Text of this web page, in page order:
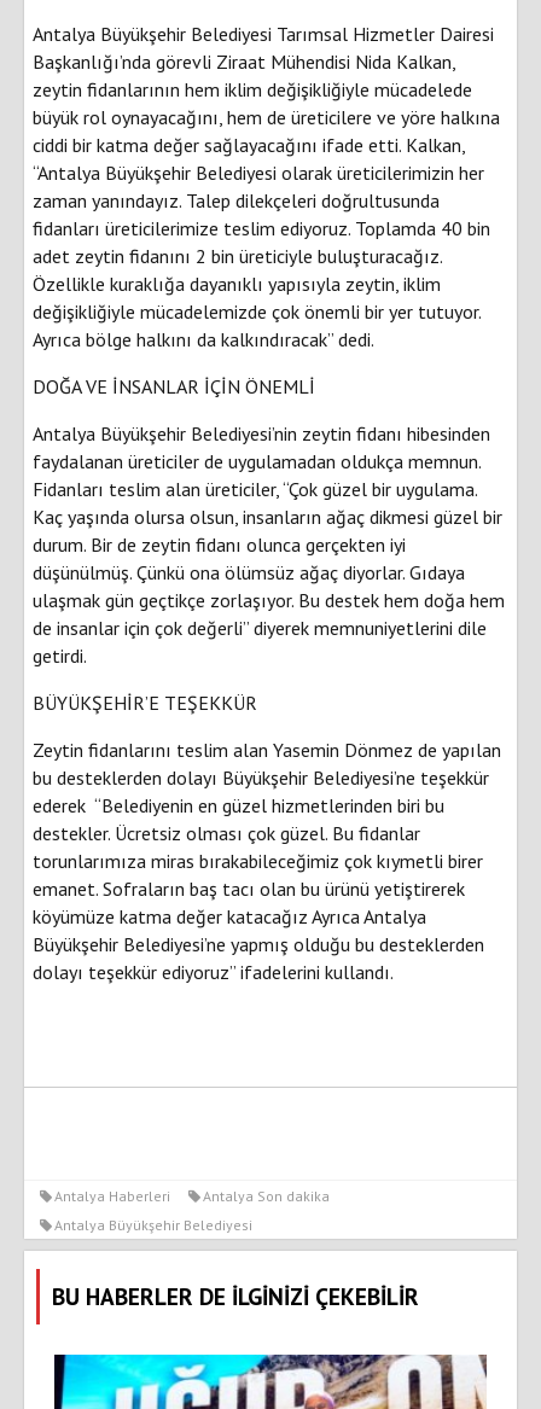
Antalya Büyükşehir Belediyesi Tarımsal Hizmetler Dairesi
Başkanlığı’nda görevli Ziraat Mühendisi Nida Kalkan,
zeytin fidanlarının hem iklim değişikliğiyle mücadelede
büyük rol oynayacağını, hem de üreticilere ve yöre halkına
ciddi bir katma değer sağlayacağını ifade etti. Kalkan,
“Antalya Büyükşehir Belediyesi olarak üreticilerimizin her
zaman yanındayız. Talep dilekçeleri doğrultusunda
fidanları üreticilerimize teslim ediyoruz. Toplamda 40 bin
adet zeytin fidanını 2 bin üreticiyle buluşturacağız.
Özellikle kuraklığa dayanıklı yapısıyla zeytin, iklim
değişikliğiyle mücadelemizde çok önemli bir yer tutuyor.
Ayrıca bölge halkını da kalkındıracak” dedi.
DOĞA VE İNSANLAR İÇİN ÖNEMLİ
Antalya Büyükşehir Belediyesi’nin zeytin fidanı hibesinden
faydalanan üreticiler de uygulamadan oldukça memnun.
Fidanları teslim alan üreticiler, “Çok güzel bir uygulama.
Kaç yaşında olursa olsun, insanların ağaç dikmesi güzel bir
durum. Bir de zeytin fidanı olunca gerçekten iyi
düşünülmüş. Çünkü ona ölümsüz ağaç diyorlar. Gıdaya
ulaşmak gün geçtikçe zorlaşıyor. Bu destek hem doğa hem
de insanlar için çok değerli” diyerek memnuniyetlerini dile
getirdi.
BÜYÜKŞEHİR’E TEŞEKKÜR
Zeytin fidanlarını teslim alan Yasemin Dönmez de yapılan
bu desteklerden dolayı Büyükşehir Belediyesi’ne teşekkür
ederek “Belediyenin en güzel hizmetlerinden biri bu
destekler. Ücretsiz olması çok güzel. Bu fidanlar
torunlarımıza miras bırakabileceğimiz çok kıymetli birer
emanet. Sofraların baş tacı olan bu ürünü yetiştirerek
köyümüze katma değer katacağız Ayrıca Antalya
Büyükşehir Belediyesi’ne yapmış olduğu bu desteklerden
dolayı teşekkür ediyoruz” ifadelerini kullandı.
Antalya Haberleri
Antalya Son dakika
Antalya Büyükşehir Belediyesi
BU HABERLER DE İLGİNİZİ ÇEKEBİLİR